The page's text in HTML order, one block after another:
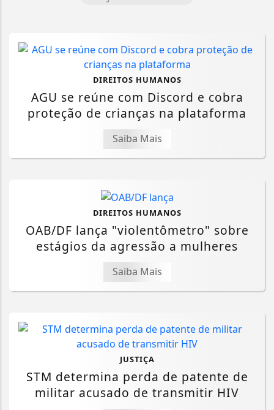
DIREITOS HUMANOS
AGU se reúne com Discord e cobra
proteção de crianças na plataforma
Saiba Mais
DIREITOS HUMANOS
OAB/DF lança "violentômetro" sobre
estágios da agressão a mulheres
Saiba Mais
JUSTIÇA
STM determina perda de patente de
militar acusado de transmitir HIV